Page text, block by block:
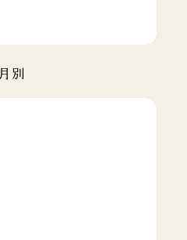
月別